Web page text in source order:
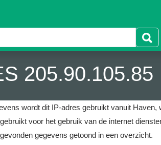
205.90.105.85
wordt dit IP-adres gebruikt vanuit
voor het gebruik van de internet
gegevens getoond in een overzicht.